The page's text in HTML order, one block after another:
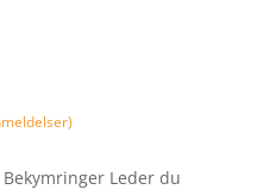
Leder du